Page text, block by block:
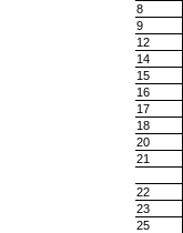
8
9
12
14
15
16
17
18
20
21
22
23
25